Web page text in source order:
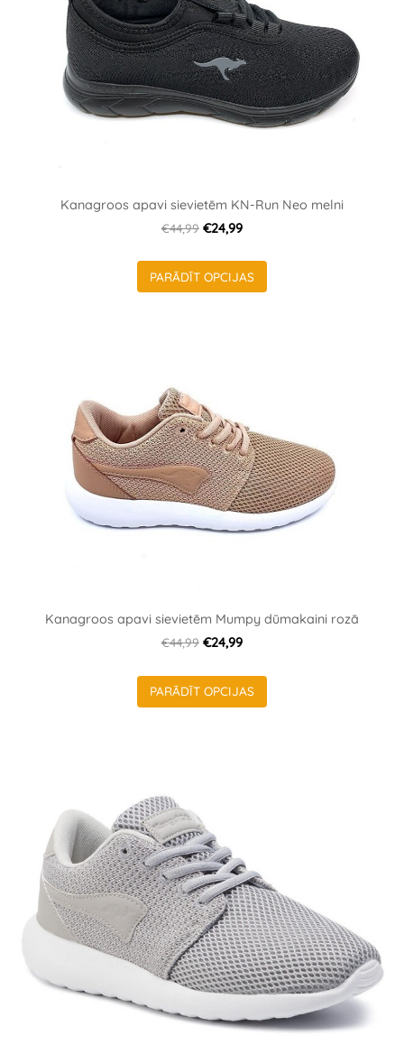
Kanagroos apavi sievietēm KN-Run Neo melni
€44,99 €24,99
PARĀDĪT OPCIJAS
Kanagroos apavi sievietēm Mumpy dūmakaini rozā
€44,99 €24,99
PARĀDĪT OPCIJAS